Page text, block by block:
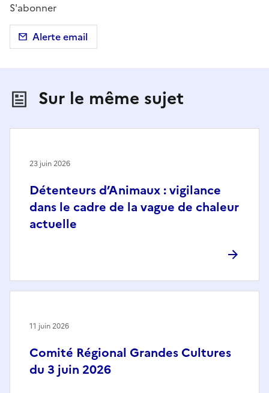
S'abonner
Alerte email
Sur le même sujet
Détenteurs d’Animaux : vigilance
dans le cadre de la vague de chaleur
actuelle
23 juin 2026
Comité Régional Grandes Cultures
du 3 juin 2026
11 juin 2026